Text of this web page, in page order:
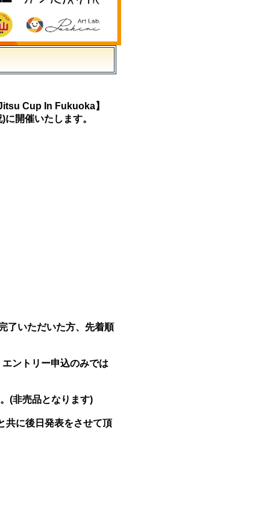
Cup In Fukuoka】
開催いたします。
了いただいた方、先着順
ントリー申込のみでは
(非売品となります)
共に後日発表をさせて頂